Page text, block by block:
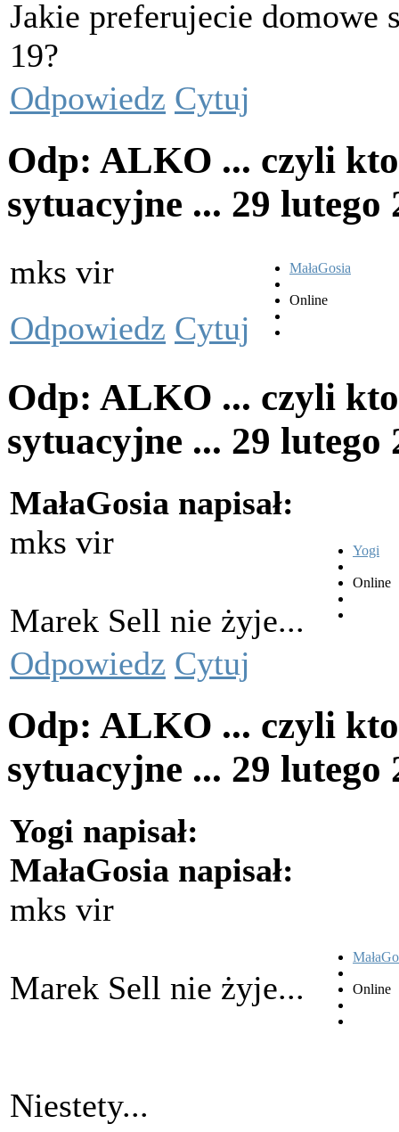
Jakie preferujecie domowe
19?
Odpowiedz Cytuj
Odp: ALKO ... czyli
sytuacyjne ... 29 lutego
mks vir MałaGosia
Online
Odpowiedz Cytuj
Odp: ALKO ... czyli
sytuacyjne ... 29 lutego
MałaGosia napisał:
mks vir
Marek Sell nie żyje...
Yogi
Online
Odpowiedz Cytuj
Odp: ALKO ... czyli
sytuacyjne ... 29 lutego
Yogi napisał:
MałaGosia napisał:
mks vir
Marek Sell nie żyje...
Niestety...
Online